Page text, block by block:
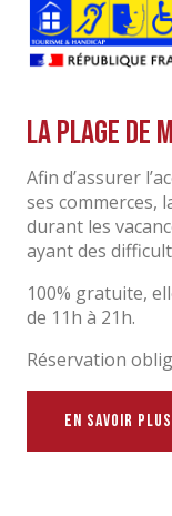
La plage de
Afin d’assurer
ses commerces,
durant les
ayant des
100% gratuite,
de 11h à 21h.
Réservation
EN SAVOIR PLUS